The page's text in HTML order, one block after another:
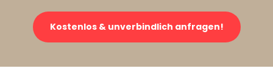
Kostenlos & unverbindlich anfragen!